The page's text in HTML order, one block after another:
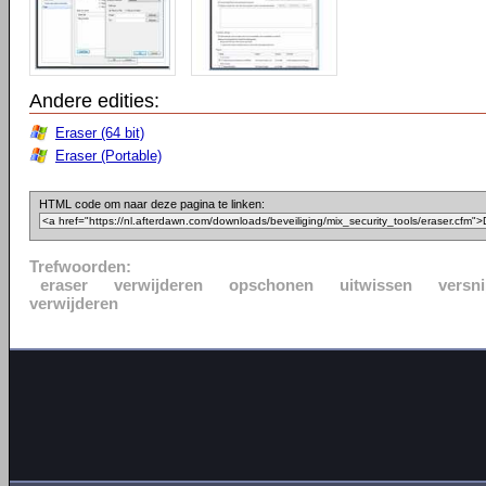
Andere edities:
Eraser (64 bit)
Eraser (Portable)
HTML code om naar deze pagina te linken:
Trefwoorden:
eraser
verwijderen opschonen uitwissen
verwijderen